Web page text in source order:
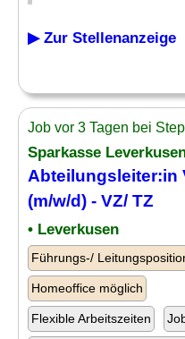
▶ Zur Stellenanzeige
Job vor 3 Tagen bei
Sparkasse
Abteilungsleiter:in
(m/w/d) - VZ/ TZ
• Leverkusen
Führungs-/
Homeoffice möglich
Flexible Arbeitszeiten